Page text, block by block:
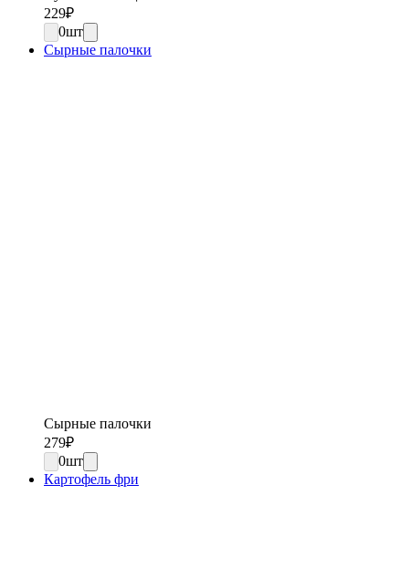
229₽
0шт
Сырные палочки
Сырные палочки
279₽
0шт
Картофель фри